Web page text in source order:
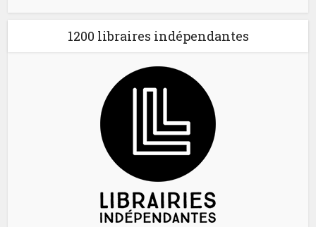
1200 libraires indépendantes